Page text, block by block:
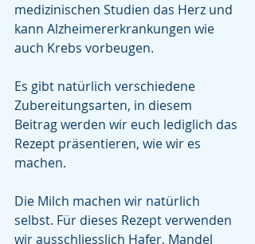
medizinischen Studien das Herz und
kann Alzheimererkrankungen wie
auch Krebs vorbeugen.
Es gibt natürlich verschiedene
Zubereitungsarten, in diesem
Beitrag werden wir euch lediglich das
Rezept präsentieren, wie wir es
machen.
Die Milch machen wir natürlich
selbst. Für dieses Rezept verwenden
wir ausschliesslich Hafer, Mandel